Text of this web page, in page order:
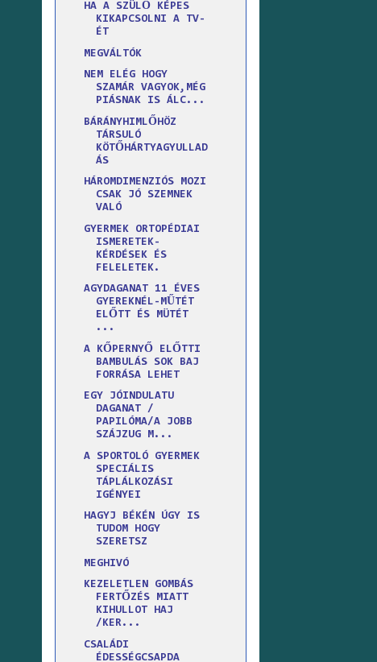
HA A SZÜLŐ KÉPES
KIKAPCSOLNI A TV-
ÉT
MEGVÁLTÓK
NEM ELÉG HOGY
SZAMÁR VAGYOK,MÉG
PIÁSNAK IS ÁLC...
BÁRÁNYHIMLŐHÖZ
TÁRSULÓ
KÖTŐHÁRTYAGYULLAD
ÁS
HÁROMDIMENZIÓS MOZI
CSAK JÓ SZEMNEK
VALÓ
GYERMEK ORTOPÉDIAI
ISMERETEK-
KÉRDÉSEK ÉS
FELELETEK.
AGYDAGANAT 11 ÉVES
GYEREKNÉL-MŰTÉT
ELŐTT ÉS MÜTÉT
...
A KŐPERNYŐ ELŐTTI
BAMBULÁS SOK BAJ
FORRÁSA LEHET
EGY JÓINDULATU
DAGANAT /
PAPILÓMA/A JOBB
SZÁJZUG M...
A SPORTOLÓ GYERMEK
SPECIÁLIS
TÁPLÁLKOZÁSI
IGÉNYEI
HAGYJ BÉKÉN ÚGY IS
TUDOM HOGY
SZERETSZ
MEGHIVÓ
KEZELETLEN GOMBÁS
FERTŐZÉS MIATT
KIHULLOT HAJ
/KER...
CSALÁDI
ÉDESSÉGCSAPDA